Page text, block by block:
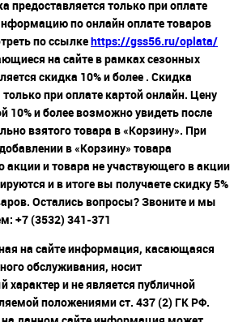
предоставляется только при оплате
по онлайн оплате товаров
по ссылкеhttps://gss56.ru/oplata/
на сайте в рамках сезонных
скидка 10% и более . Скидка
при оплате картой онлайн. Цену
10% и более возможно увидеть после
взятого товара в «Корзину». При
в «Корзину» товара
и товара не участвующего в акции
и в итоге вы получаете скидку 5%
Остались вопросы? Звоните и мы
+7 (3532) 341-371
на сайте информация, касающаяся
обслуживания, носит
и не является публичной
положениями ст. 437 (2) ГК РФ.